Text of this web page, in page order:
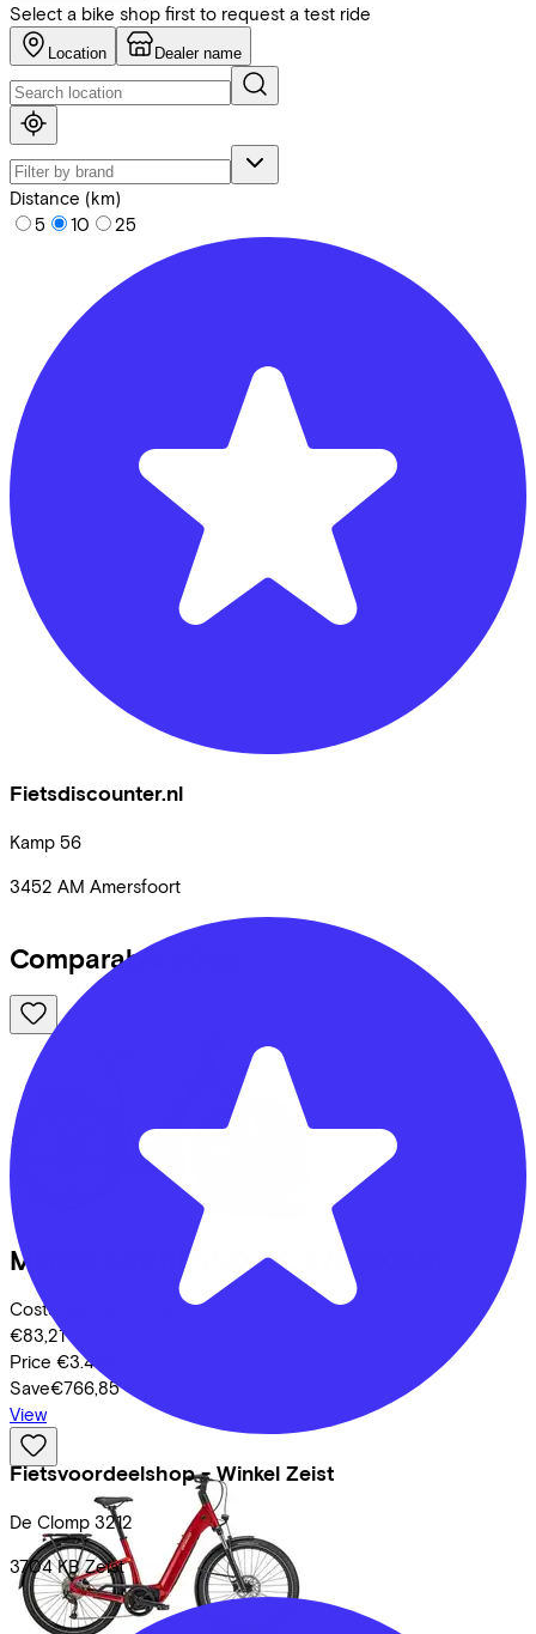
Select a bike shop first to request a test ride
Location Dealer name
Distance (km)
5
10 25
Fietsdiscounter.nl
Kamp 56
3452 AM Amersfoort
Fietsvoordeelshop - Winkel Zeist
De Clomp 3212
3704 KB Zeist
Comparable bikes
Merida eSPRESSO CC 575
Costs per month from
€83,21
Price €3.499,00
Save€766,85
View